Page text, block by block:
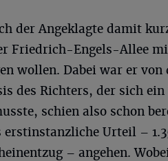
der Angeklagte damit
Friedrich-Engels-Allee
wollen. Dabei war er von
des Richters, der sich
schien also schon
Urteil –
– angehen.